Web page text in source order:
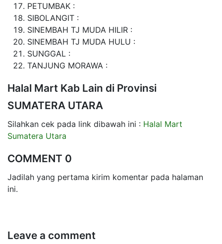
PETUMBAK :
SIBOLANGIT :
SINEMBAH TJ MUDA HILIR :
SINEMBAH TJ MUDA HULU :
SUNGGAL :
TANJUNG MORAWA :
Halal Mart Kab Lain di Provinsi
SUMATERA UTARA
Silahkan cek pada link dibawah ini : Halal Mart
Sumatera Utara
COMMENT 0
Jadilah yang pertama kirim komentar pada halaman
ini.
Leave a comment